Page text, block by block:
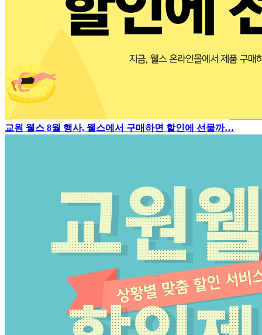
교원 웰스 8월 행사, 웰스에서 구매하면 할인에 선물까…